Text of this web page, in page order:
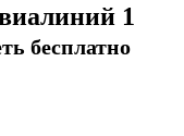
1
бесплатно